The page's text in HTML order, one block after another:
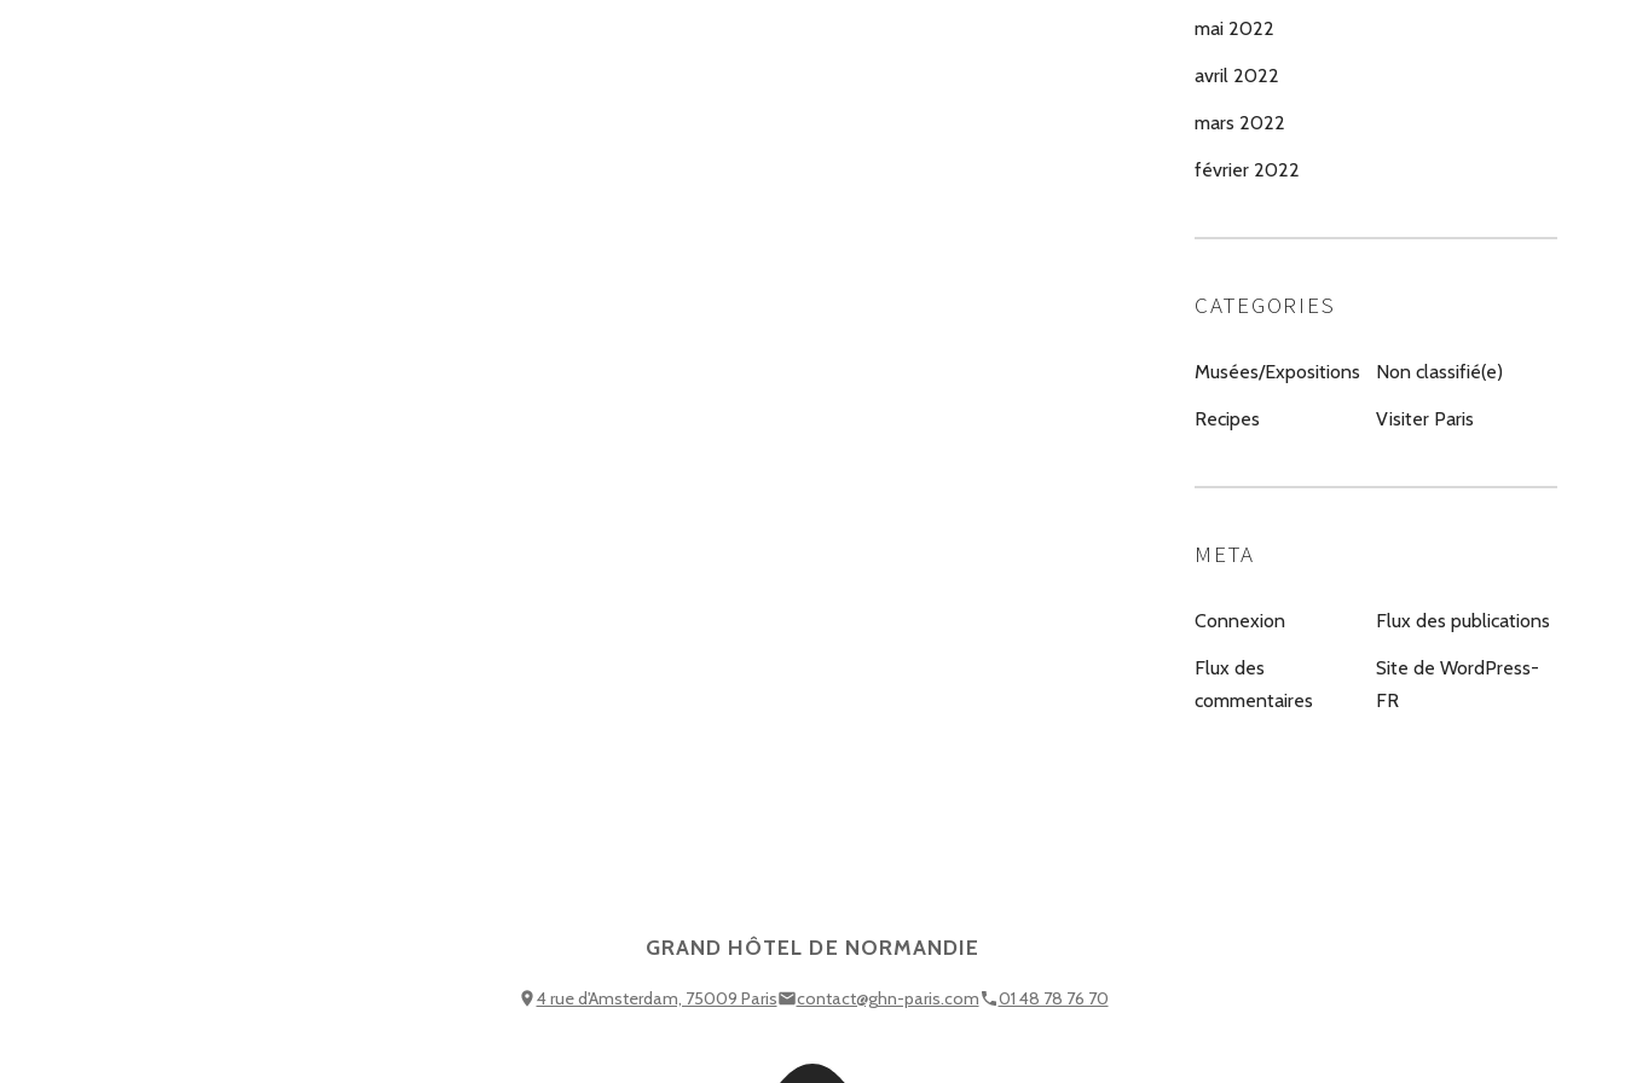
mai 2022
avril 2022
mars 2022
février 2022
CATEGORIES
Musées/Expositions Non classifié(e)
Recipes Visiter Paris
META
Connexion Flux des publications
Flux des
commentaires
Site de WordPress-
FR
GRAND HÔTEL DE NORMANDIE
4 rue d'Amsterdam, 75009 Paris contact@ghn-paris.com 01 48 78 76 70